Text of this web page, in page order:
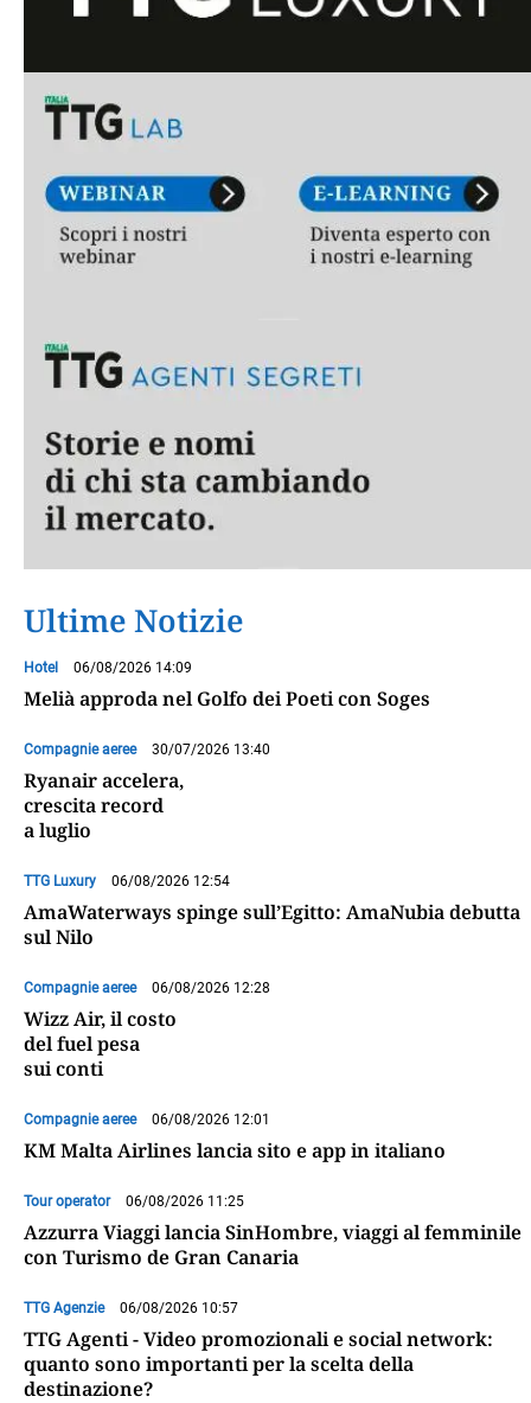
Ultime Notizie
Hotel 06/08/2026 14:09
Melià approda nel Golfo dei Poeti con Soges
Compagnie aeree 30/07/2026 13:40
Ryanair accelera,
crescita record
a luglio
TTG Luxury 06/08/2026 12:54
AmaWaterways spinge sull’Egitto: AmaNubia debutta
sul Nilo
Compagnie aeree 06/08/2026 12:28
Wizz Air, il costo
del fuel pesa
sui conti
Compagnie aeree 06/08/2026 12:01
KM Malta Airlines lancia sito e app in italiano
Tour operator 06/08/2026 11:25
Azzurra Viaggi lancia SinHombre, viaggi al femminile
con Turismo de Gran Canaria
TTG Agenzie 06/08/2026 10:57
TTG Agenti - Video promozionali e social network:
quanto sono importanti per la scelta della
destinazione?